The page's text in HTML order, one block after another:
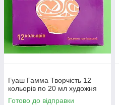
Гуаш Гамма Творчість 12
кольорів по 20 мл художня
Готово до відправки